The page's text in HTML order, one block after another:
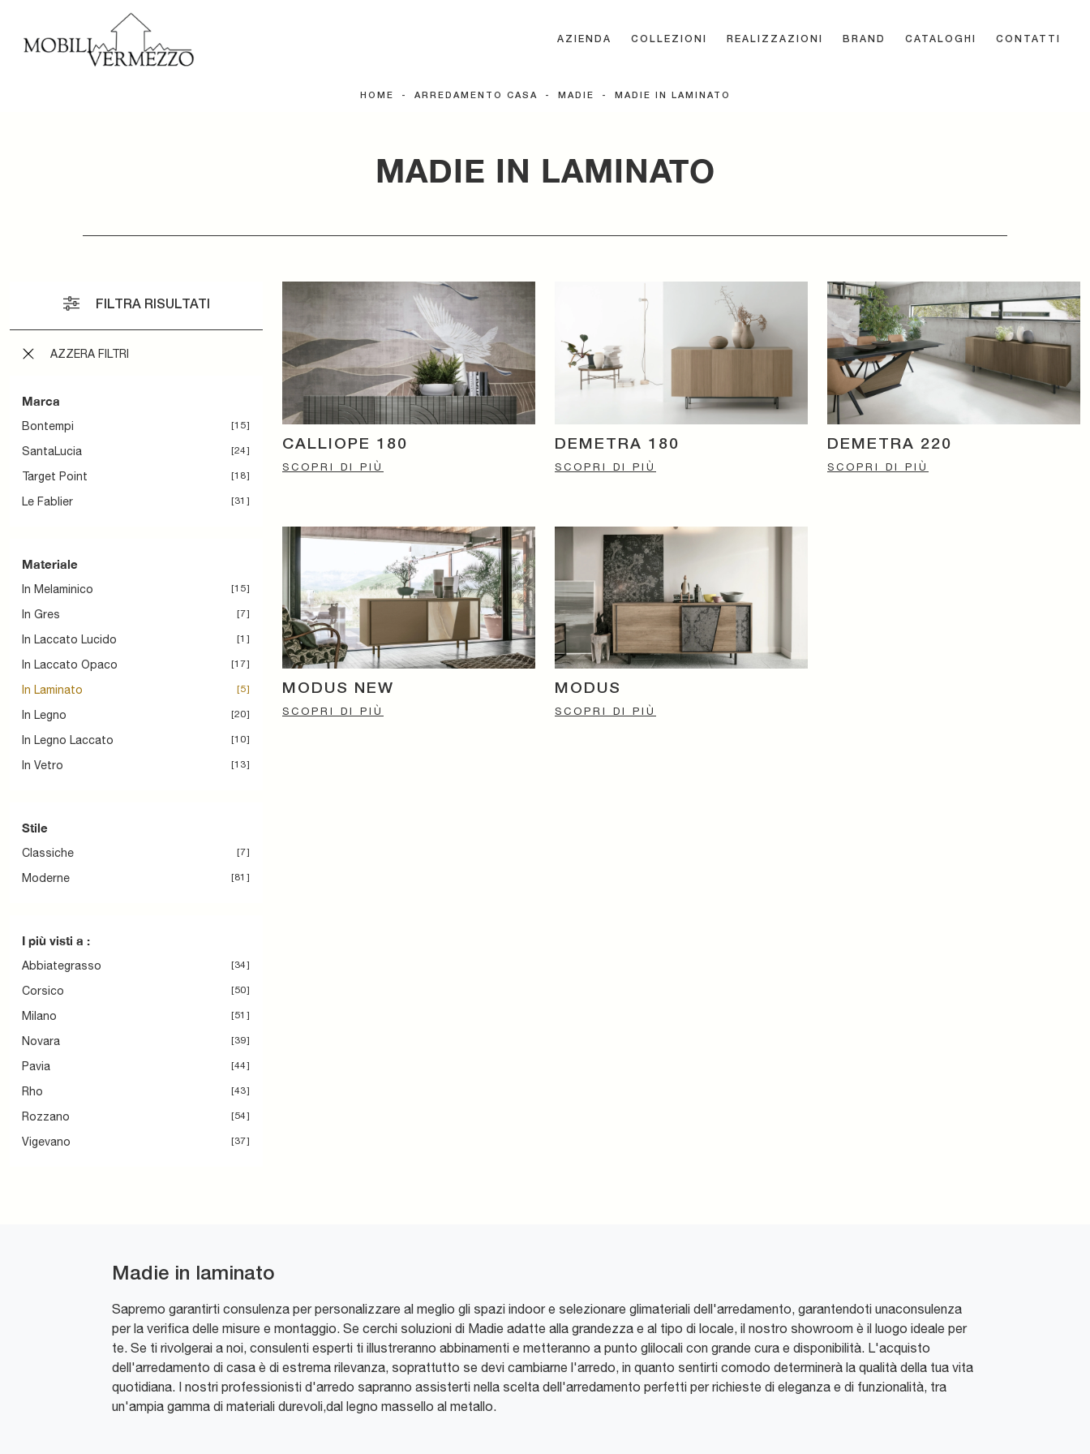
AZIENDA COLLEZIONI REALIZZAZIONI BRAND CATALOGHI CONTATTI
HOME - ARREDAMENTO CASA - MADIE - MADIE IN LAMINATO
MADIE IN LAMINATO
FILTRA RISULTATI
AZZERA FILTRI
Marca
Bontempi 15
SantaLucia 24
Target Point 18
Le Fablier 31
Materiale
In Melaminico 15
In Gres 7
In Laccato Lucido 1
In Laccato Opaco 17
In Laminato 5
In Legno 20
In Legno Laccato 10
In Vetro 13
Stile
Classiche 7
Moderne 81
I più visti a :
Abbiategrasso 34
Corsico 50
Milano 51
Novara 39
Pavia 44
Rho 43
Rozzano 54
Vigevano 37
CALLIOPE 180
SCOPRI DI PIÙ
DEMETRA 180
SCOPRI DI PIÙ
DEMETRA 220
SCOPRI DI PIÙ
MODUS NEW
SCOPRI DI PIÙ
MODUS
SCOPRI DI PIÙ
Madie in laminato
Sapremo garantirti consulenza per personalizzare al meglio gli spazi indoor e selezionare glimateriali dell'arredamento, garantendoti unaconsulenza
per la verifica delle misure e montaggio. Se cerchi soluzioni di Madie adatte alla grandezza e al tipo di locale, il nostro showroom è il luogo ideale per
te. Se ti rivolgerai a noi, consulenti esperti ti illustreranno abbinamenti e metteranno a punto glilocali con grande cura e disponibilità. L'acquisto
dell'arredamento di casa è di estrema rilevanza, soprattutto se devi cambiarne l'arredo, in quanto sentirti comodo determinerà la qualità della tua vita
quotidiana. I nostri professionisti d'arredo sapranno assisterti nella scelta dell'arredamento perfetti per richieste di eleganza e di funzionalità, tra
un'ampia gamma di materiali durevoli,dal legno massello al metallo.